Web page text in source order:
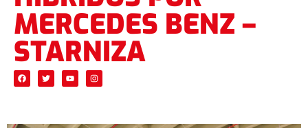
MERCEDES BENZ –
STARNIZA